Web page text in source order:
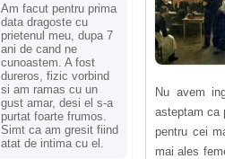
Am facut pentru prima
data dragoste cu
prietenul meu, dupa 7
ani de cand ne
cunoastem. A fost
dureros, fizic vorbind
si am ramas cu un
gust amar, desi el s-a
purtat foarte frumos.
Simt ca am gresit fiind
atat de intima cu el.
Nu avem
asteptam ca
pentru cei
mai ales